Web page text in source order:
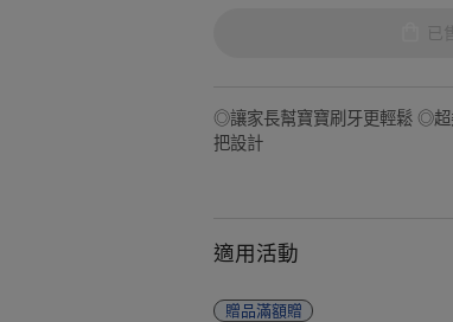
◎讓家長幫寶寶刷牙更輕鬆 ◎超
把設計
適用活動
贈品滿額贈